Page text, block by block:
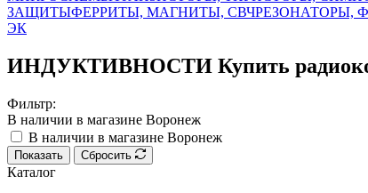
ЗАЩИТЫФЕРРИТЫ, МАГНИТЫ, СВЧРЕЗОНАТОРЫ,
ЭК
ИНДУКТИВНОСТИ Купить
Фильтр:
В наличии в магазине Воронеж
В наличии в магазине Воронеж
Показать Сбросить
Каталог